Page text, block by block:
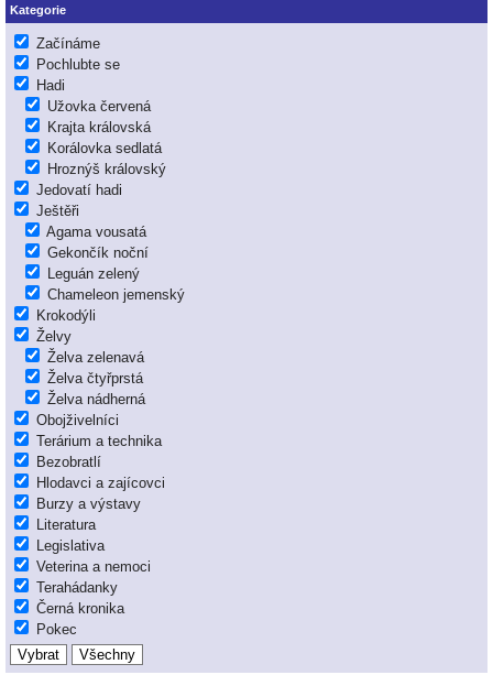
Kategorie
Začínáme
Pochlubte se
Hadi
Užovka červená
Krajta královská
Korálovka sedlatá
Hroznýš královský
Jedovatí hadi
Ještěři
Agama vousatá
Gekončík noční
Leguán zelený
Chameleon jemenský
Krokodýli
Želvy
Želva zelenavá
Želva čtyřprstá
Želva nádherná
Obojživelníci
Terárium a technika
Bezobratlí
Hlodavci a zajícovci
Burzy a výstavy
Literatura
Legislativa
Veterina a nemoci
Terahádanky
Černá kronika
Pokec